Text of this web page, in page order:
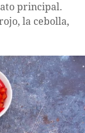
principal.
la cebolla,